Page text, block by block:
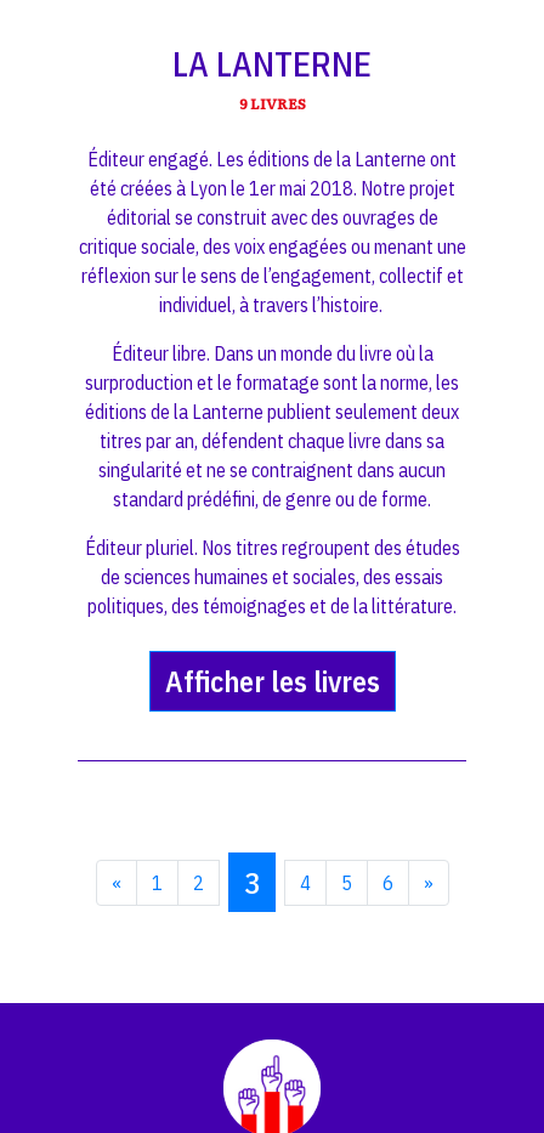
LA LANTERNE
9 LIVRES
Éditeur engagé. Les éditions de la Lanterne ont
été créées à Lyon le 1er mai 2018. Notre projet
éditorial se construit avec des ouvrages de
critique sociale, des voix engagées ou menant une
réflexion sur le sens de l’engagement, collectif et
individuel, à travers l’histoire.
Éditeur libre. Dans un monde du livre où la
surproduction et le formatage sont la norme, les
éditions de la Lanterne publient seulement deux
titres par an, défendent chaque livre dans sa
singularité et ne se contraignent dans aucun
standard prédéfini, de genre ou de forme.
Éditeur pluriel. Nos titres regroupent des études
de sciences humaines et sociales, des essais
politiques, des témoignages et de la littérature.
Afficher les livres
« 1 2 3 4 5 6 »